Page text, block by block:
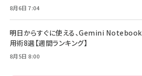
8月6日 7:04
明日からすぐに使える、Gemini
用術8選【週間ランキング】
8月5日 8:00